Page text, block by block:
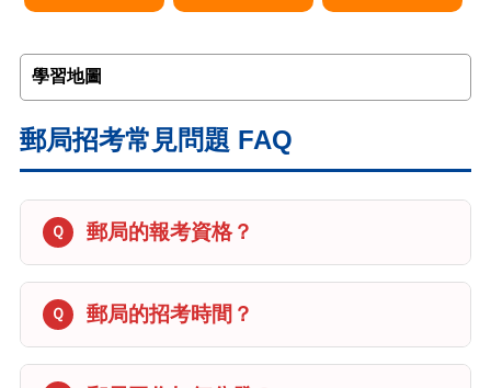
學習地圖
郵局招考常見問題 FAQ
郵局的報考資格？
郵局的招考時間？